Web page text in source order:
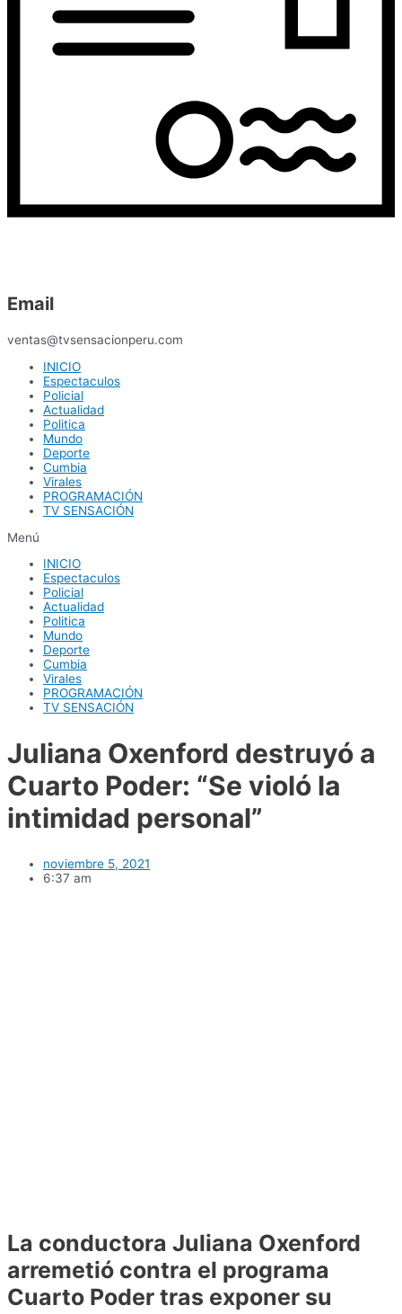
Email
ventas@tvsensacionperu.com
INICIO
Espectaculos
Policial
Actualidad
Politica
Mundo
Deporte
Cumbia
Virales
PROGRAMACIÓN
TV SENSACIÓN
Menú
INICIO
Espectaculos
Policial
Actualidad
Politica
Mundo
Deporte
Cumbia
Virales
PROGRAMACIÓN
TV SENSACIÓN
Juliana Oxenford destruyó a
Cuarto Poder: “Se violó la
intimidad personal”
noviembre 5, 2021
6:37 am
La conductora Juliana Oxenford
arremetió contra el programa
Cuarto Poder tras exponer su